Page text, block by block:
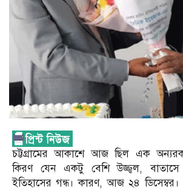
চট্টগ্রামের আকাশে আজ ছিল এক
কিরণ যেন একটু বেশি উজ্জ্বল, বাতাসে
ইতিহাসের গন্ধ। কারণ, আজ ২৪